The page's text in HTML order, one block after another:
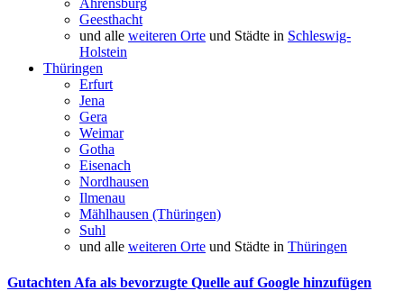
Ahrensburg
Geesthacht
und alle weiteren Orte und Städte in Schleswig-
Holstein
Thüringen
Erfurt
Jena
Gera
Weimar
Gotha
Eisenach
Nordhausen
Ilmenau
Mählhausen (Thüringen)
Suhl
und alle weiteren Orte und Städte in Thüringen
Gutachten Afa als bevorzugte Quelle auf Google hinzufügen